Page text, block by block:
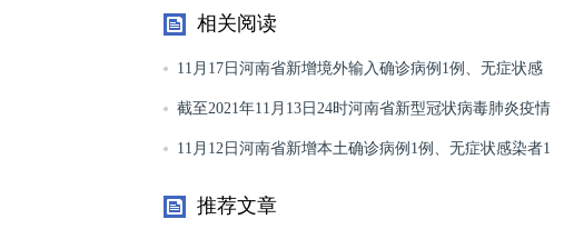
相关阅读
11月17日河南省新增境外输入确诊病例1例、无症状感
染者1例
截至2021年11月13日24时河南省新型冠状病毒肺炎疫情
最新情况
11月12日河南省新增本土确诊病例1例、无症状感染者1
推荐文章